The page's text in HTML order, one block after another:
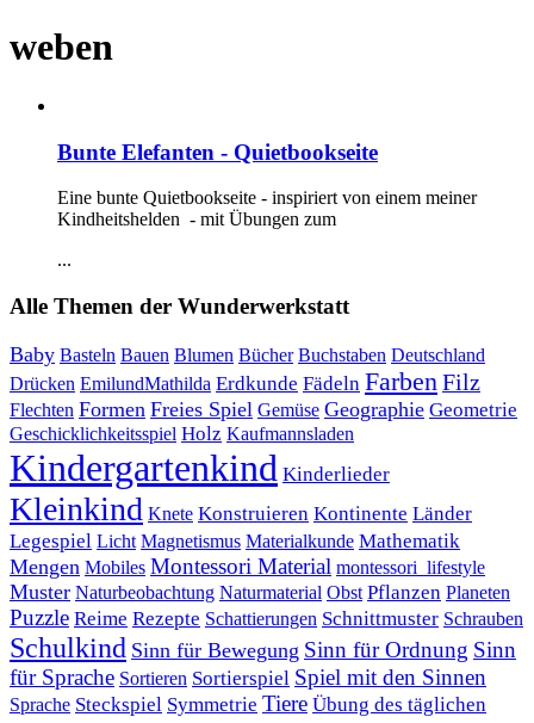
weben
Bunte Elefanten - Quietbookseite
Eine bunte Quietbookseite - inspiriert von einem meiner
Kindheitshelden - mit Übungen zum
...
Alle Themen der Wunderwerkstatt
Baby Basteln Bauen Blumen Bücher Buchstaben Deutschland
Drücken EmilundMathilda Erdkunde Fädeln Farben Filz
Flechten Formen Freies Spiel Gemüse Geographie Geometrie
Geschicklichkeitsspiel Holz Kaufmannsladen
Kindergartenkind Kinderlieder
Kleinkind Knete Konstruieren Kontinente Länder
Legespiel Licht Magnetismus Materialkunde Mathematik
Mengen Mobiles Montessori Material montessori_lifestyle
Muster Naturbeobachtung Naturmaterial Obst Pflanzen Planeten
Puzzle Reime Rezepte Schattierungen Schnittmuster Schrauben
Schulkind Sinn für Bewegung Sinn für Ordnung Sinn
für Sprache Sortieren Sortierspiel Spiel mit den Sinnen
Sprache Steckspiel Symmetrie Tiere Übung des täglichen